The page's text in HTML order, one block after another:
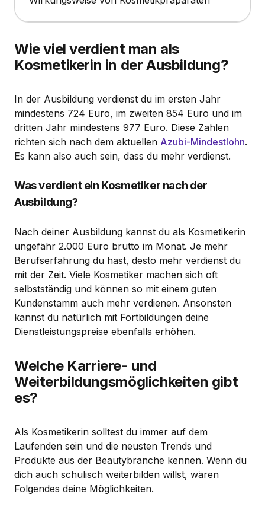
Wie viel verdient man als
Kosmetikerin in der Ausbildung?
In der Ausbildung verdienst du im ersten Jahr
mindestens 724 Euro, im zweiten 854 Euro und im
dritten Jahr mindestens 977 Euro. Diese Zahlen
richten sich nach dem aktuellen Azubi-Mindestlohn.
Es kann also auch sein, dass du mehr verdienst.
Was verdient ein Kosmetiker nach der
Ausbildung?
Nach deiner Ausbildung kannst du als Kosmetikerin
ungefähr 2.000 Euro brutto im Monat. Je mehr
Berufserfahrung du hast, desto mehr verdienst du
mit der Zeit. Viele Kosmetiker machen sich oft
selbstständig und können so mit einem guten
Kundenstamm auch mehr verdienen. Ansonsten
kannst du natürlich mit Fortbildungen deine
Dienstleistungspreise ebenfalls erhöhen.
Welche Karriere- und
Weiterbildungsmöglichkeiten gibt
es?
Als Kosmetikerin solltest du immer auf dem
Laufenden sein und die neusten Trends und
Produkte aus der Beautybranche kennen. Wenn du
dich auch schulisch weiterbilden willst, wären
Folgendes deine Möglichkeiten.